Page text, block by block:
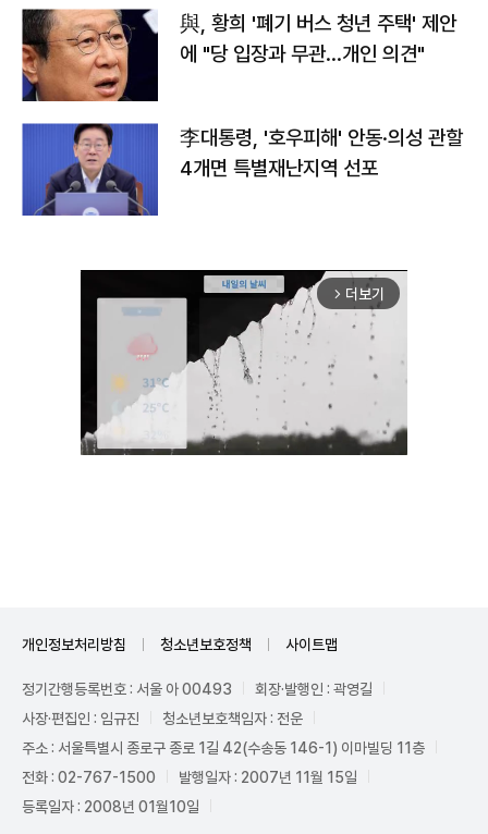
與, 황희 '폐기 버스 청년 주택' 제안
에 "당 입장과 무관…개인 의견"
李대통령, '호우피해' 안동·의성 관할
4개면 특별재난지역 선포
arrow_forward_ios 더보기
개인정보처리방침 청소년보호정책 사이트맵
정기간행등록번호 : 서울 아 00493
회장·발행인 : 곽영길
사장·편집인 : 임규진
청소년보호책임자 : 전운
주소 : 서울특별시 종로구 종로 1길 42(수송동 146-1) 이마빌딩 11층
전화 : 02-767-1500
발행일자 : 2007년 11월 15일
등록일자 : 2008년 01월10일